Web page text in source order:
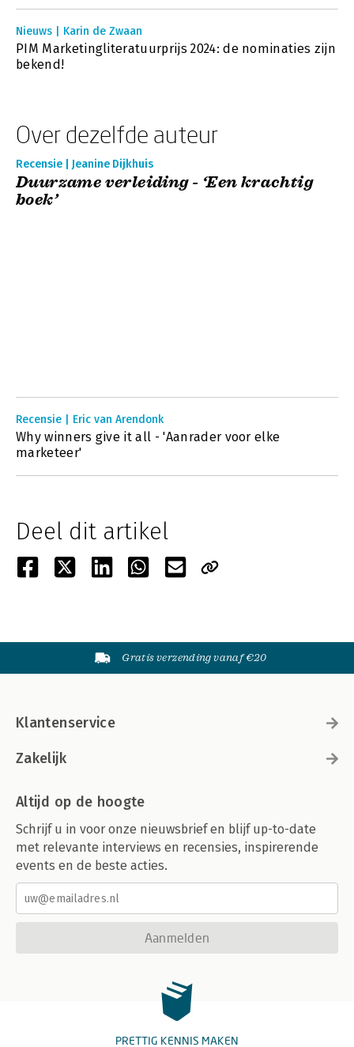
Nieuws | Karin de Zwaan
PIM Marketingliteratuurprijs 2024: de nominaties zijn
bekend!
Over dezelfde auteur
Recensie | Jeanine Dijkhuis
Duurzame verleiding - ‘Een krachtig
boek’
Recensie | Eric van Arendonk
Why winners give it all - 'Aanrader voor elke
marketeer'
Deel dit artikel
Gratis verzending vanaf €20
Klantenservice
Zakelijk
Altijd op de hoogte
Schrijf u in voor onze nieuwsbrief en blijf up-to-date
met relevante interviews en recensies, inspirerende
events en de beste acties.
Aanmelden
PRETTIG KENNIS MAKEN